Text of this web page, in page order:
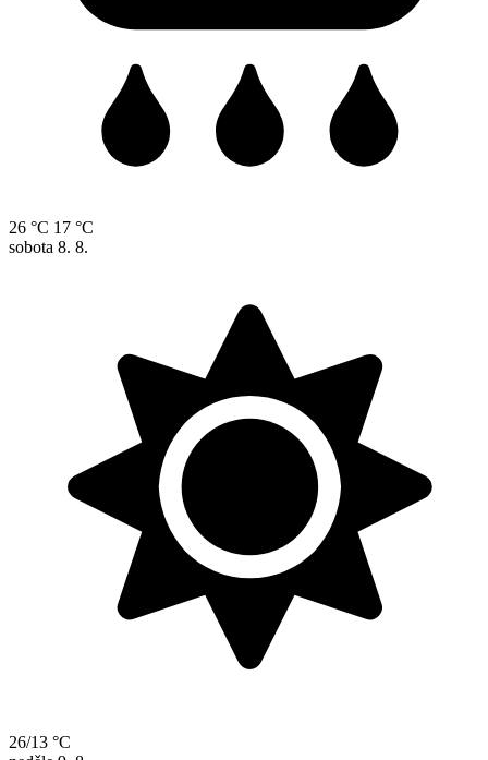
26 °C 17 °C
sobota 8. 8.
26/13 °C